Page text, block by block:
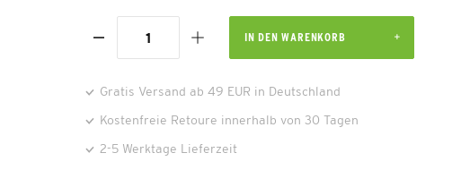
IN DEN WARENKORB
Gratis Versand ab 49 EUR in Deutschland
Kostenfreie Retoure innerhalb von 30 Tagen
2-5 Werktage Lieferzeit